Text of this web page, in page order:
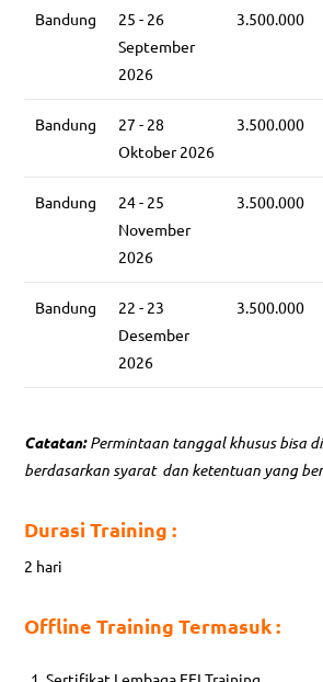
Bandung
25 - 26
September
2026
3.500.000
Bandung
27 - 28
Oktober 2026
3.500.000
Bandung
24 - 25
November
2026
3.500.000
Bandung
22 - 23
Desember
2026
3.500.000
Catatan:Permintaan tanggal khusus bisa
berdasarkan syarat dan ketentuan yang
Durasi Training :
2 hari
Offline Training Termasuk :